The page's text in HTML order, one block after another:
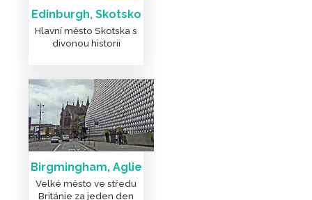
Edinburgh, Skotsko
Hlavní město Skotska s
divonou historii
Birgmingham, Aglie
Velké město ve středu
Británie za jeden den